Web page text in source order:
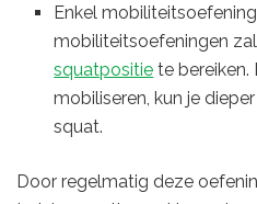
Enkel
mobiliteitsoefeningen
squatpositie te bereiken.
mobiliseren, kun je
squat.
Door regelmatig deze